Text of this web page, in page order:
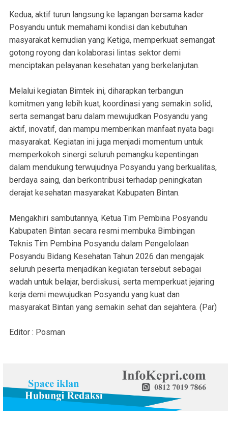
Kedua, aktif turun langsung ke lapangan bersama kader
Posyandu untuk memahami kondisi dan kebutuhan
masyarakat kemudian yang Ketiga, memperkuat semangat
gotong royong dan kolaborasi lintas sektor demi
menciptakan pelayanan kesehatan yang berkelanjutan.
Melalui kegiatan Bimtek ini, diharapkan terbangun
komitmen yang lebih kuat, koordinasi yang semakin solid,
serta semangat baru dalam mewujudkan Posyandu yang
aktif, inovatif, dan mampu memberikan manfaat nyata bagi
masyarakat. Kegiatan ini juga menjadi momentum untuk
memperkokoh sinergi seluruh pemangku kepentingan
dalam mendukung terwujudnya Posyandu yang berkualitas,
berdaya saing, dan berkontribusi terhadap peningkatan
derajat kesehatan masyarakat Kabupaten Bintan.
Mengakhiri sambutannya, Ketua Tim Pembina Posyandu
Kabupaten Bintan secara resmi membuka Bimbingan
Teknis Tim Pembina Posyandu dalam Pengelolaan
Posyandu Bidang Kesehatan Tahun 2026 dan mengajak
seluruh peserta menjadikan kegiatan tersebut sebagai
wadah untuk belajar, berdiskusi, serta memperkuat jejaring
kerja demi mewujudkan Posyandu yang kuat dan
masyarakat Bintan yang semakin sehat dan sejahtera. (Par)
Editor : Posman